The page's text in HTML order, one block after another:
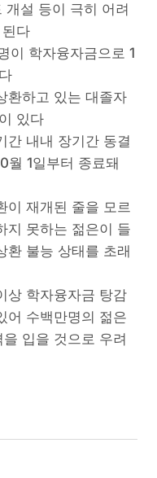
설 등이 극히 어려
다
이 학자융자금으로 1
환하고 있는 대졸자
있다
간 내내 장기간 동결
월 1일부터 종료돼
이 재개된 줄을 모르
지 못하는 젊은이 들
환 불능 상태를 초래
상 학자융자금 탕감
어 수백만명의 젊은
입을 것으로 우려